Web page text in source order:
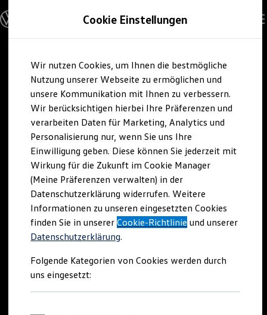
Hauptinhalt
springen
Footer
springen
Modelle und Konfigurator
Konfigurator
Modelle vergleichen
Elektroautos
ENERGY Sondermodelle
Nutzfahrzeuge
SUV und CUV
Familienautos
Kombis
Kompaktwagen
Sportwagen
Schnell verfügbare Fahrzeuge
Angebote und Produkte
Aktuelle Angebote
E-Auto-Förderung
Volkswagen Marktplatz
Die ENERGY Sondermodelle
Junge Gebrauchtwagen und Gebrauchtwagen
Volkswagen Zertifizierte Gebrauchtwagen
Elektromobilität bei Gebrauchtwagen
Saisonangebote
Reifenpakete
Leasing
Leasing-Angebote
Cookie Einstellungen
Wir nutzen Cookies, um Ihnen die bestmögliche
Nutzung unserer Webseite zu ermöglichen und
unsere Kommunikation mit Ihnen zu verbessern.
Wir berücksichtigen hierbei Ihre Präferenzen und
verarbeiten Daten für Marketing, Analytics und
Personalisierung nur, wenn Sie uns Ihre
Einwilligung geben. Diese können Sie jederzeit mit
Wirkung für die Zukunft im Cookie Manager
(Meine Präferenzen verwalten) in der
Datenschutzerklärung widerrufen. Weitere
Informationen zu unseren eingesetzten Cookies
finden Sie in unsererCookie-Richtlinie und unserer
Datenschutzerklärung.
Folgende Kategorien von Cookies werden durch
uns eingesetzt: